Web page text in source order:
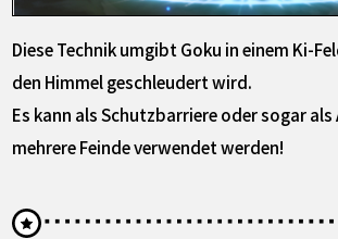
Diese Technik umgibt Goku in einem Ki-
den Himmel geschleudert wird.
Es kann als Schutzbarriere oder sogar als
mehrere Feinde verwendet werden!